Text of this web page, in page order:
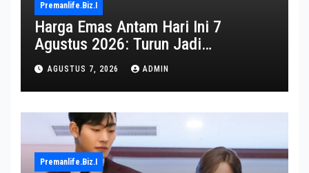
Premanlife.biz.i
Harga Emas Antam Hari Ini 7
Agustus 2026: Turun Jadi
Rp2.650.000
AGUSTUS 7, 2026 ADMIN
Premanlife.biz.i